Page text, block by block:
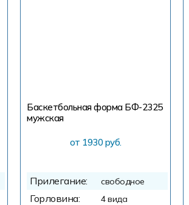
Баскетбольная форма БФ-2325
мужская
от 1930 руб.
Прилегание: свободное
Горловина: 4 вида